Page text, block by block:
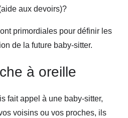
aux devoirs)?
primordiales pour définir les
de la future baby-sitter.
à oreille
fait appel à une baby-sitter,
voisins ou vos proches, ils